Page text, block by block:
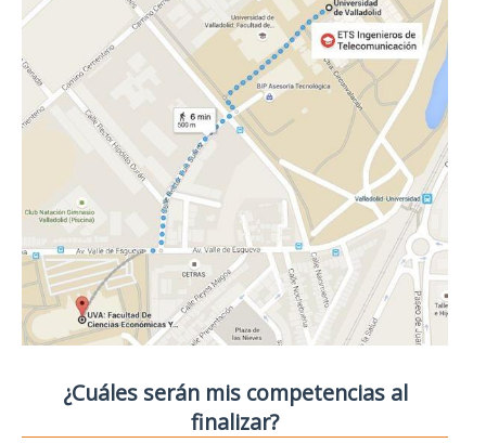
¿Cuáles serán mis competencias al
finalizar?